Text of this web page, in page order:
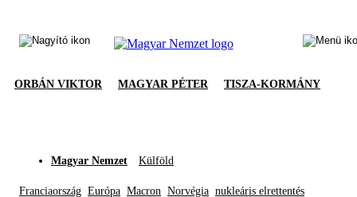
ORBÁN VIKTOR MAGYAR PÉTER TISZA-KORMÁNY
Magyar Nemzet Külföld
Franciaország Európa Macron Norvégia nukleáris elrettentés